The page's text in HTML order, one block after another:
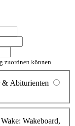
zuordnen können
& Abiturienten
Wake: Wakeboard,